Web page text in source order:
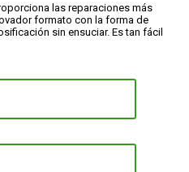
las reparaciones más
formato con la forma de
sin ensuciar. Es tan fácil
PAGO